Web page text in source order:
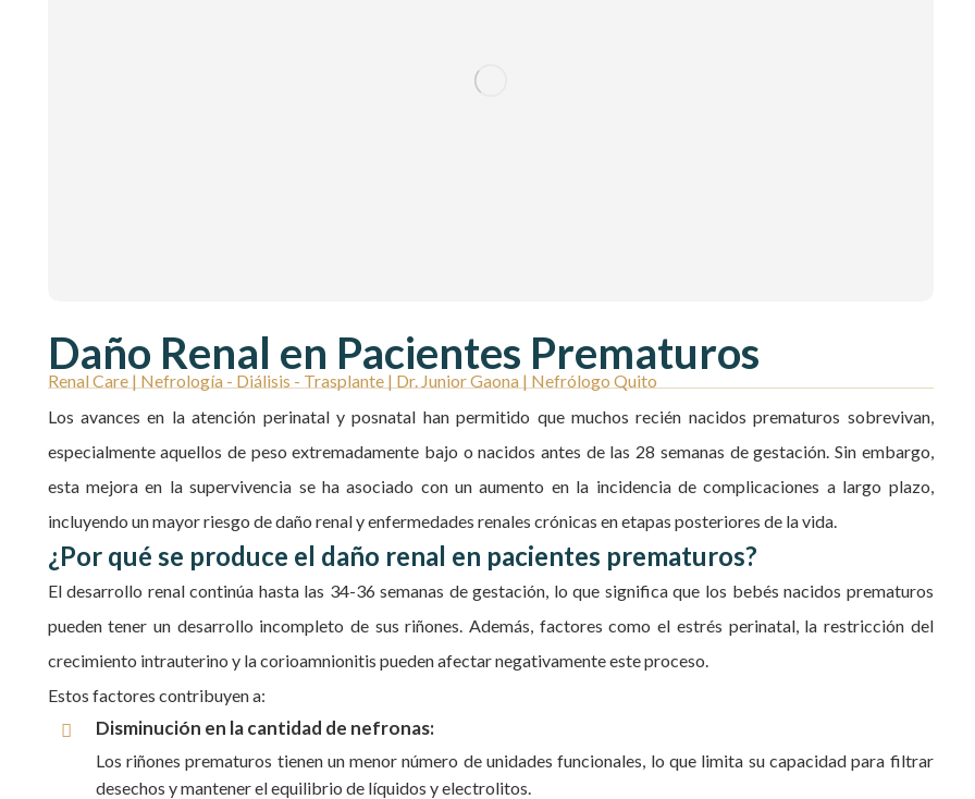
Daño Renal en Pacientes Prematuros
Renal Care | Nefrología - Diálisis - Trasplante | Dr. Junior Gaona | Nefrólogo Quito
Los avances en la atención perinatal y posnatal han permitido que muchos recién nacidos prematuros sobrevivan,
especialmente aquellos de peso extremadamente bajo o nacidos antes de las 28 semanas de gestación. Sin embargo,
esta mejora en la supervivencia se ha asociado con un aumento en la incidencia de complicaciones a largo plazo,
incluyendo un mayor riesgo de daño renal y enfermedades renales crónicas en etapas posteriores de la vida.
¿Por qué se produce el daño renal en pacientes prematuros?
El desarrollo renal continúa hasta las 34-36 semanas de gestación, lo que significa que los bebés nacidos prematuros
pueden tener un desarrollo incompleto de sus riñones. Además, factores como el estrés perinatal, la restricción del
crecimiento intrauterino y la corioamnionitis pueden afectar negativamente este proceso.
Estos factores contribuyen a:
Disminución en la cantidad de nefronas:
Los riñones prematuros tienen un menor número de unidades funcionales, lo que limita su capacidad para filtrar
desechos y mantener el equilibrio de líquidos y electrolitos.